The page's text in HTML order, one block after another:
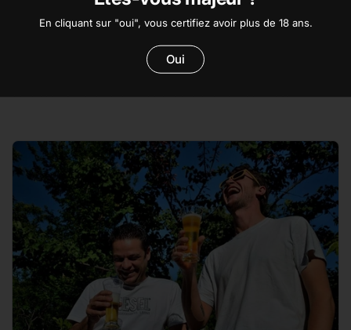
partie pour un espace plus grand où elle pourra enfin déployer
ses nouvelles cuves, ses nouveaux fermenteurs, ses nouvelles
pour veiller "aux grains", "aux houblons", à la température, à tous
ces détails essentiels qui donnent à la Minotte son caractère et
En cliquant sur "oui", vous certifiez avoir plus de 18 ans.
Oui